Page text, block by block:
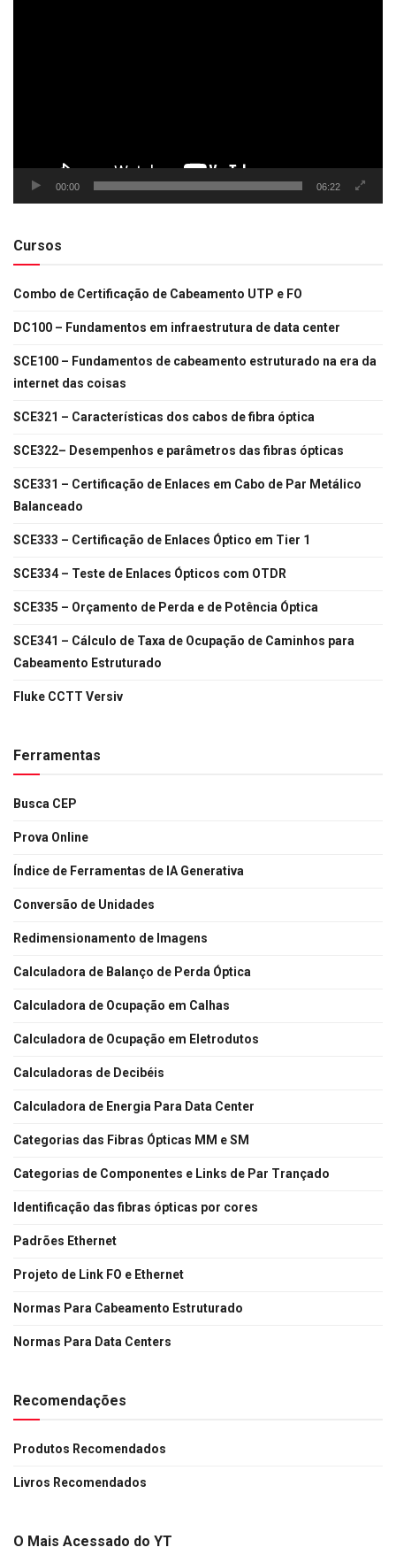
00:00 06:22
Cursos
Combo de Certificação de Cabeamento UTP e FO
DC100 – Fundamentos em infraestrutura de data center
SCE100 – Fundamentos de cabeamento estruturado na era da
internet das coisas
SCE321 – Características dos cabos de fibra óptica
SCE322– Desempenhos e parâmetros das fibras ópticas
SCE331 – Certificação de Enlaces em Cabo de Par Metálico
Balanceado
SCE333 – Certificação de Enlaces Óptico em Tier 1
SCE334 – Teste de Enlaces Ópticos com OTDR
SCE335 – Orçamento de Perda e de Potência Óptica
SCE341 – Cálculo de Taxa de Ocupação de Caminhos para
Cabeamento Estruturado
Fluke CCTT Versiv
Ferramentas
Busca CEP
Prova Online
Índice de Ferramentas de IA Generativa
Conversão de Unidades
Redimensionamento de Imagens
Calculadora de Balanço de Perda Óptica
Calculadora de Ocupação em Calhas
Calculadora de Ocupação em Eletrodutos
Calculadoras de Decibéis
Calculadora de Energia Para Data Center
Categorias das Fibras Ópticas MM e SM
Categorias de Componentes e Links de Par Trançado
Identificação das fibras ópticas por cores
Padrões Ethernet
Projeto de Link FO e Ethernet
Normas Para Cabeamento Estruturado
Normas Para Data Centers
Recomendações
Produtos Recomendados
Livros Recomendados
O Mais Acessado do YT